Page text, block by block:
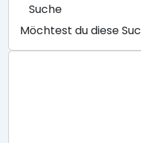
Suche
Möchtest du diese